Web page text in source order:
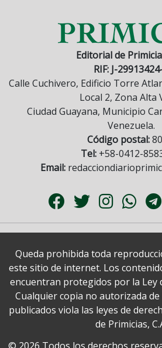
Editorial de
RIF: J-
Calle Cuchivero, Edificio Torre
Local 2, Zona Alta
Ciudad Guayana, Municipio
Venezuela.
Código postal:
Tel:+58-0412-
Email:
Queda prohibida toda
este sitio de internet. Los
encuentran protegidos por la Ley
Cualquier copia no autorizada
publicados viola las leyes de
de Primicias,